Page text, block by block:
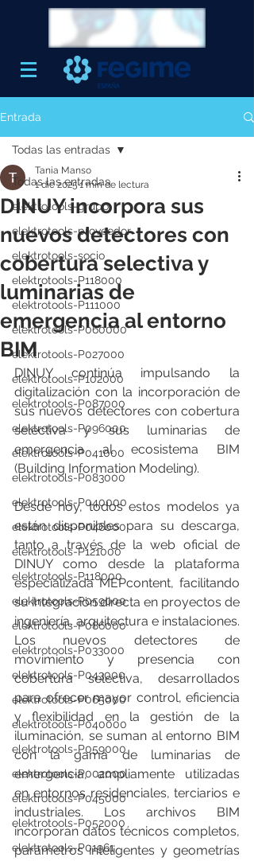
Entrada
Todas las entradas
elektrotools-grupo
elektrotools-proveedor
elektrotools-socio
elektrotools-P118000
elektrotools-P111000
elektrotools-P060000
elektrotools-P027000
elektrotools-P102000
elektrotools-P087000
elektrotools-P096000
elektrotools-P041000
elektrotools-P083000
elektrotools-P040000
elektrotools-P046000
elektrotools-P121000
elektrotools-P118000
elektrotools-P059000
elektrotools-P086000
elektrotools-P033000
elektrotools-P043000
elektrotools-P065000
elektrotools-P040000
elektrotools-P059000
elektrotools-P002000
elektrotools-P045000
elektrotools-P052000
elektrotools-P01961
Todas las entradas
DINUY incorpora sus
nuevos detectores con
cobertura selectiva y
luminarias de
emergencia al entorno
BIM
Tania Manso
1 dic 2025 1 min de lectura
DINUY continúa impulsando la
digitalización con la incorporación de
sus nuevos detectores con cobertura
selectiva y sus luminarias de
emergencia al ecosistema BIM
(Building Information Modeling).
Desde hoy, todos estos modelos ya
están disponibles para su descarga,
tanto a través de la web oficial de
DINUY como desde la plataforma
especializada MEPcontent, facilitando
su integración directa en proyectos de
ingeniería, arquitectura e instalaciones.
Los nuevos detectores de
movimiento y presencia con
cobertura selectiva, desarrollados
para ofrecer mayor control, eficiencia
y flexibilidad en la gestión de la
iluminación, se suman al entorno BIM
con la gama de luminarias de
emergencia, ampliamente utilizadas
en entornos residenciales, terciarios e
industriales. Los archivos BIM
incorporan datos técnicos completos,
parámetros inteligentes y geometrías